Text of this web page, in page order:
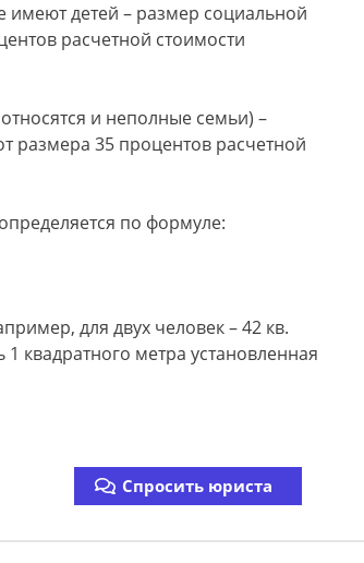
имеют детей – размер социальной
расчетной стоимости
и неполные семьи) –
размера 35 процентов расчетной
по формуле:
для двух человек – 42 кв.
квадратного метра установленная
Спросить юриста